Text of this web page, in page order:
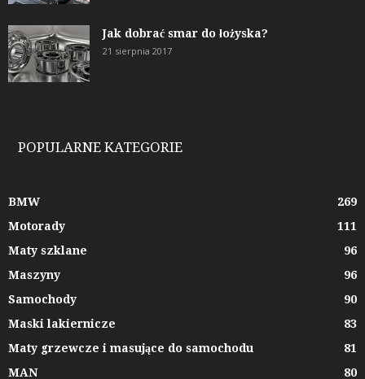
Jak dobrać smar do łożyska?
21 sierpnia 2017
POPULARNE KATEGORIE
BMW
269
Motorady
111
Maty szklane
96
Maszyny
96
Samochody
90
Maski lakiernicze
83
Maty grzewcze i masujące do samochodu
81
MAN
80